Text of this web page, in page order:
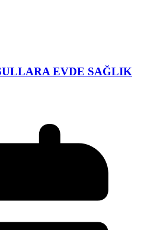
EVDE SAĞLIK